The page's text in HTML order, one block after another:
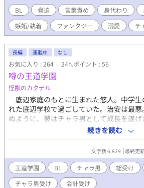
りになるから手を出さないでくれと提案す
して脅されてしまう。 しかしチャラ男はデ
嫉妬したり、お仕置きして調教してきたり
ないように接してきて……次第に惹かれて
は、いつか国に帰ることが出来るの
※この世界は人が進化するという概念があ
る悪魔はその世界独自の物です。 進化し
ようとする人、その二人の恋はどうなる
首責め、媚薬、謎のオモチャ、モブ攻め、
定。 ファンタジーなので謎のアイテムが
はすぐに快楽落ちします。 最後まで書き
しくお願いします。 とりあえず微エロを
みました。他カプがあるときは※表記とし
ー！ 追記 正直、微エロとエロの違いがわ
☆未挿入、★挿入ぐらいで考えて下さい。
新頻度下がっております。 大変申し訳ご
BL 脅迫 言葉責め 身代わり
嫉妬/執着
ファンタジー 溺愛 チ
長編 連載中 なし
お気に入り : 264 24h.ポイント : 56
噂の王道学園
怪獣のカクテル
底辺家庭のもとに生まれた悠人。中学
れた底辺学校で過ごしていた。治安は最
ぬように、彼はチャラ男として成長を遂
制度を使い私立の学園に入学する。これが
天才ぐらいしか在籍しないと噂のあの男
が減って眠れぬ夜を勉強に費やしただけ
しての生活が今、始まる！､､､かも？ 文章
で温かい目で見守ってください〜
続きを読む
文字数 6,829 最終更
王道学園 BL チャラ男 総受け
チャラ男受け
会計受け